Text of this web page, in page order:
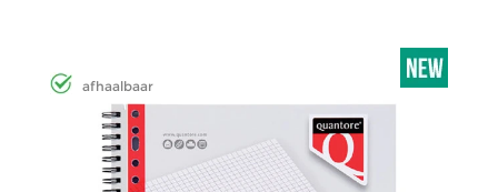
afhaalbaar